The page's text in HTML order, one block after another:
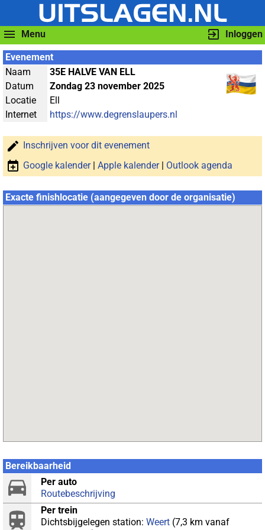
Menu Inloggen
Evenement
Naam
35E HALVE VAN ELL
Datum
Zondag 23 november 2025
Locatie
Ell
Internet
https://www.degrenslaupers.nl
Inschrijven voor dit evenement
Google kalender| Apple kalender| Outlook agenda
Exacte finishlocatie (aangegeven door de organisatie)
Bereikbaarheid
Per auto
Routebeschrijving
Per trein
Dichtsbijgelegen station: Weert (7,3 km vanaf